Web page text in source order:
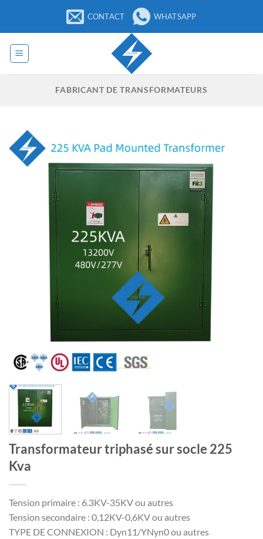
contenu
CONTACT WHATSAPP
FABRICANT DE TRANSFORMATEURS
Transformateur triphasé sur socle 225
Kva
Tension primaire : 6.3KV-35KV ou autres
Tension secondaire : 0,12KV-0,6KV ou autres
TYPE DE CONNEXION : Dyn11/YNyn0 ou autres